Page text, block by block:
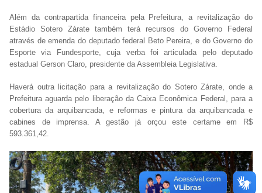
Além da contrapartida financeira pela Prefeitura, a revitalização do
Estádio Sotero Zárate também terá recursos do Governo Federal
através de emenda do deputado federal Beto Pereira, e do Governo do
Esporte via Fundesporte, cuja verba foi articulada pelo deputado
estadual Gerson Claro, presidente da Assembleia Legislativa.
Haverá outra licitação para a revitalização do Sotero Zárate, onde a
Prefeitura aguarda pelo liberação da Caixa Econômica Federal, para a
cobertura da arquibancada, e reformas e pintura da arquibancada e
cabines de imprensa. A gestão já orçou este certame em R$
593.361,42.